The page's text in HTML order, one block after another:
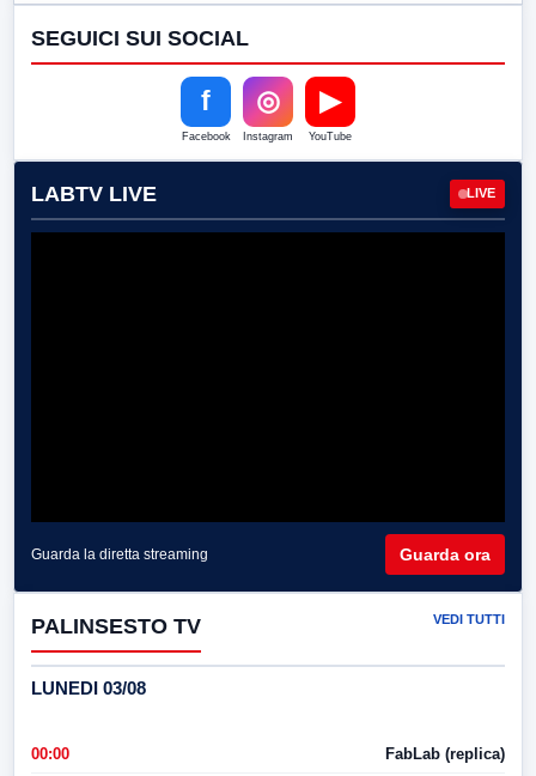
SEGUICI SUI SOCIAL
f
Facebook
◎
Instagram
▶
YouTube
LABTV LIVE LIVE
Guarda la diretta streaming Guarda ora
PALINSESTO TV VEDI TUTTI
LUNEDI 03/08
00:00 FabLab (replica)